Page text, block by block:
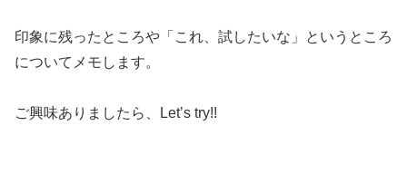
印象に残ったところや「これ、試したいな」というところ
についてメモします。
ご興味ありましたら、Let’s try!!